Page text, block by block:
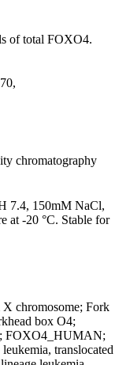
of total FOXO4.
chromatography
7.4, 150mM NaCl,
at -20 °C. Stable for
chromosome; Fork
box O4;
FOXO4_HUMAN;
translocated